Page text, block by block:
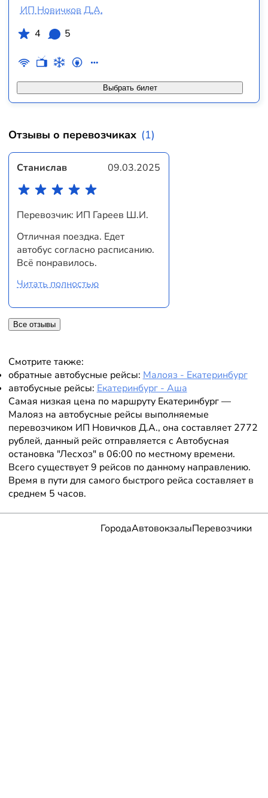
Выбрать билет
ИП Новичков Д.А.
4
5
Отзывы о перевозчиках (1)
Станислав 09.03.2025
Перевозчик: ИП Гареев Ш.И.
Отличная поездка. Едет
автобус согласно расписанию.
Всё понравилось.
Читать полностью
Все отзывы
Смотрите также:
обратные автобусные рейсы: Малояз - Екатеринбург
автобусные рейсы: Екатеринбург - Аша
Самая низкая цена по маршруту Екатеринбург —
Малояз на автобусные рейсы выполняемые
перевозчиком ИП Новичков Д.А., она составляет 2772
рублей, данный рейс отправляется с Автобусная
остановка "Лесхоз" в 06:00 по местному времени.
Всего существует 9 рейсов по данному направлению.
Время в пути для самого быстрого рейса составляет в
среднем 5 часов.
ГородаАвтовокзалыПеревозчики